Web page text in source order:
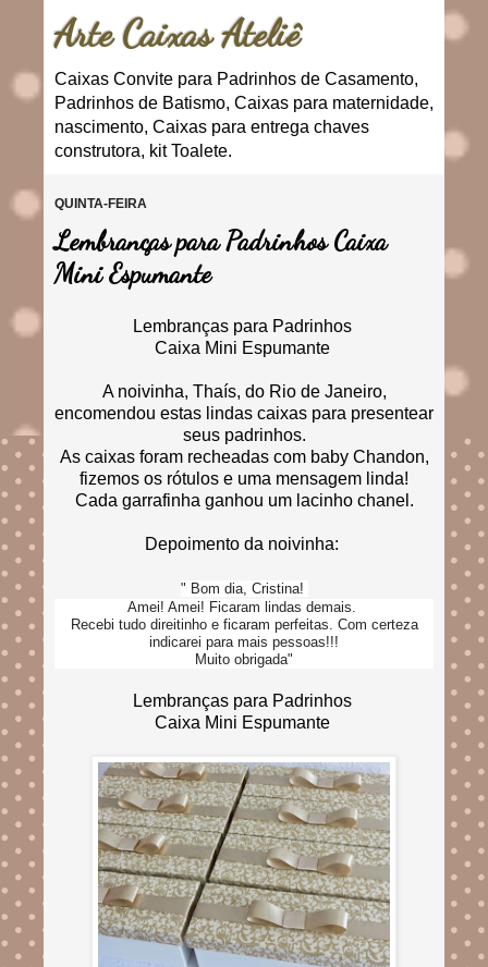
Arte Caixas Ateliê
Caixas Convite para Padrinhos de Casamento,
Padrinhos de Batismo, Caixas para maternidade,
nascimento, Caixas para entrega chaves
construtora, kit Toalete.
QUINTA-FEIRA
Lembranças para Padrinhos Caixa
Mini Espumante
Lembranças para Padrinhos
Caixa Mini Espumante
A noivinha, Thaís, do Rio de Janeiro,
encomendou estas lindas caixas para presentear
seus padrinhos.
As caixas foram recheadas com baby Chandon,
fizemos os rótulos e uma mensagem linda!
Cada garrafinha ganhou um lacinho chanel.
Depoimento da noivinha:
" Bom dia, Cristina!
Amei! Amei! Ficaram lindas demais.
Recebi tudo direitinho e ficaram perfeitas. Com certeza
indicarei para mais pessoas!!!
Muito obrigada"
Lembranças para Padrinhos
Caixa Mini Espumante